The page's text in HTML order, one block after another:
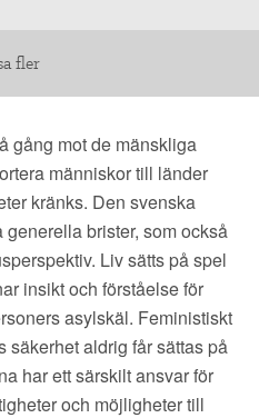
fler
gång mot de mänskliga
människor till länder
kränks. Den svenska
brister, som också
Liv sätts på spel
insikt och förståelse för
asylskäl. Feministiskt
säkerhet aldrig får sättas på
har ett särskilt ansvar för
och möjligheter till